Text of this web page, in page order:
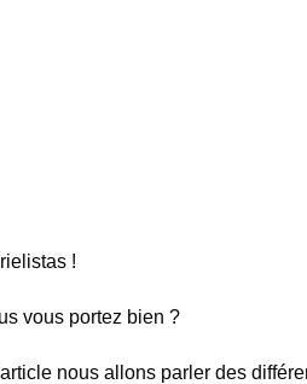
!
vous portez bien ?
nous allons parler des